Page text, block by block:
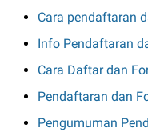
Cara pendaftaran
Info Pendaftaran
Cara Daftar dan
Pendaftaran dan
Pengumuman